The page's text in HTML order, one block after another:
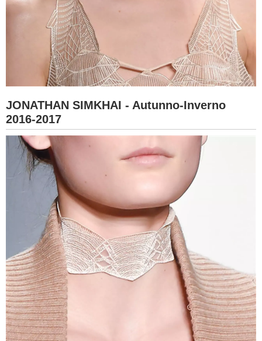
JONATHAN SIMKHAI - Autunno-Inverno
2016-2017